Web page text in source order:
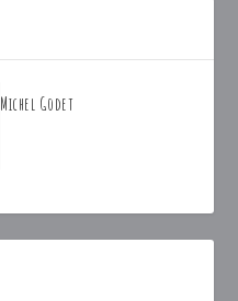
Michel Godet